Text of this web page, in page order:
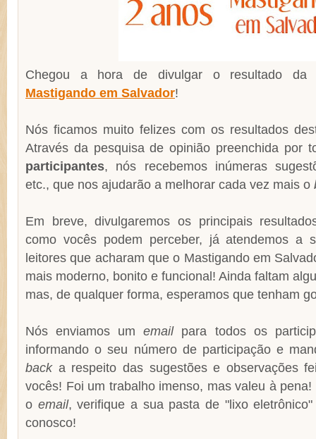
Chegou a hora de divulgar o resultado
Mastigando em Salvador!
Nós ficamos muito felizes com os resultados
Através da pesquisa de opinião preenchida por
participantes, nós recebemos inúmeras
etc., que nos ajudarão a melhorar cada vez mais o
Em breve, divulgaremos os principais
como vocês podem perceber, já atendemos a
leitores que acharam que o Mastigando em
mais moderno, bonito e funcional! Ainda faltam
mas, de qualquer forma, esperamos que tenham
Nós enviamos umemailpara todos os
informando o seu número de participação e
backa respeito das sugestões e observações
vocês! Foi um trabalho imenso, mas valeu à
o email, verifique a sua pasta de "lixo
conosco!